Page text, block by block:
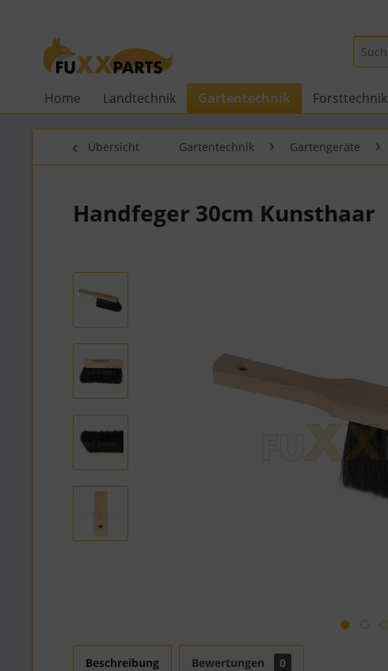
Home Landtechnik Gartentechnik Forsttechnik
Übersicht Gartentechnik Gartengeräte
Handfeger 30cm Kunsthaar
Beschreibung Bewertungen 0